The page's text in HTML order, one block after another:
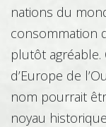
nations du
consommation
plutôt agréable.
d’Europe de
nom pourrait
noyau